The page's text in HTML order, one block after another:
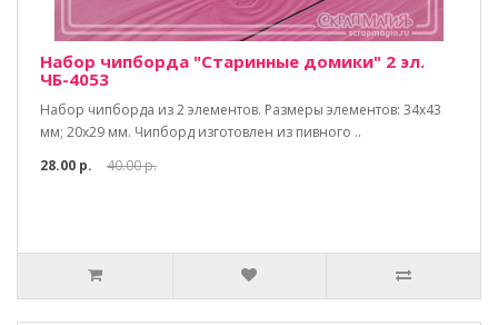
Набор чипборда "Старинные домики" 2 эл.
ЧБ-4053
Набор чипборда из 2 элементов. Размеры элементов: 34х43
мм; 20х29 мм. Чипборд изготовлен из пивного ..
28.00 р.
40.00 р.